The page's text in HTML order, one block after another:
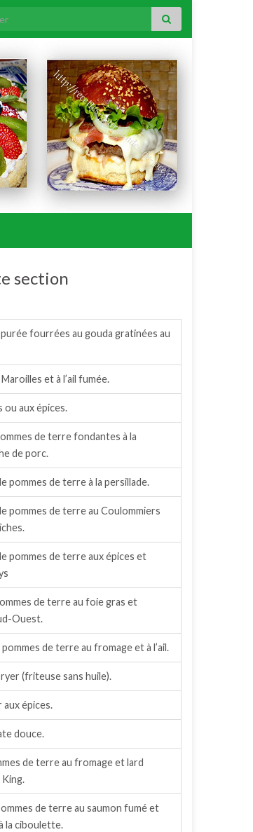
section
fourrées au gouda gratinées au
et à l’ail fumée.
ou aux épices.
de terre fondantes à la
de porc.
pommes de terre à la persillade.
pommes de terre au Coulommiers
pommes de terre aux épices et
de terre au foie gras et
Ouest.
de terre au fromage et à l’ail.
(friteuse sans huile).
épices.
douce.
de terre au fromage et lard
de terre au saumon fumé et
la ciboulette.